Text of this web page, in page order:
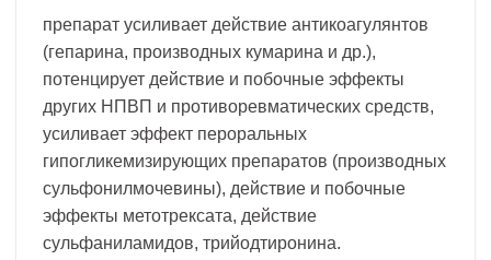
препарат усиливает действие антикоагулянтов
(гепарина, производных кумарина и др.),
потенцирует действие и побочные эффекты
других НПВП и противоревматических средств,
усиливает эффект пероральных
гипогликемизирующих препаратов (производных
сульфонилмочевины), действие и побочные
эффекты метотрексата, действие
сульфаниламидов, трийодтиронина.